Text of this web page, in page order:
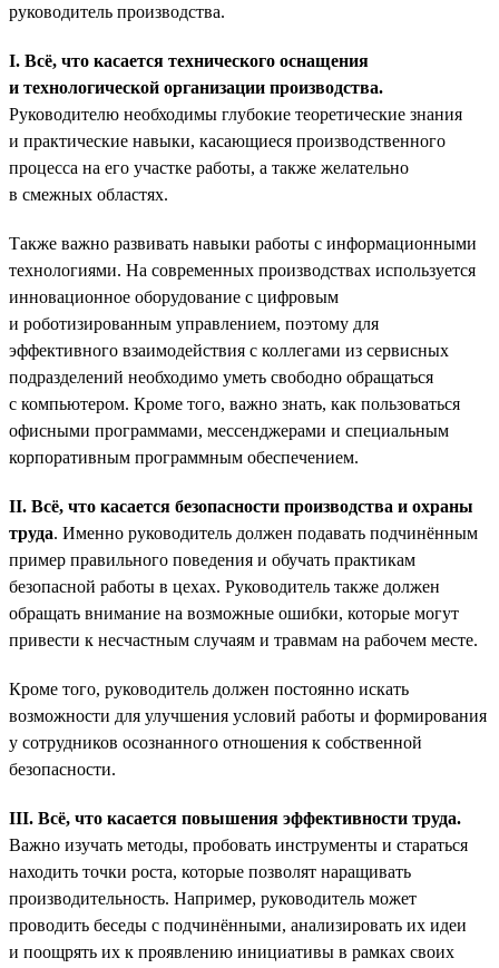
руководитель производства.
I. Всё, что касается технического оснащения
и технологической организации производства.
Руководителю необходимы глубокие теоретические знания
и практические навыки, касающиеся производственного
процесса на его участке работы, а также желательно
в смежных областях.
Также важно развивать навыки работы с информационными
технологиями. На современных производствах используется
инновационное оборудование с цифровым
и роботизированным управлением, поэтому для
эффективного взаимодействия с коллегами из сервисных
подразделений необходимо уметь свободно обращаться
с компьютером. Кроме того, важно знать, как пользоваться
офисными программами, мессенджерами и специальным
корпоративным программным обеспечением.
II. Всё, что касается безопасности производства и охраны
труда. Именно руководитель должен подавать подчинённым
пример правильного поведения и обучать практикам
безопасной работы в цехах. Руководитель также должен
обращать внимание на возможные ошибки, которые могут
привести к несчастным случаям и травмам на рабочем месте.
Кроме того, руководитель должен постоянно искать
возможности для улучшения условий работы и формирования
у сотрудников осознанного отношения к собственной
безопасности.
III. Всё, что касается повышения эффективности труда.
Важно изучать методы, пробовать инструменты и стараться
находить точки роста, которые позволят наращивать
производительность. Например, руководитель может
проводить беседы с подчинёнными, анализировать их идеи
и поощрять их к проявлению инициативы в рамках своих